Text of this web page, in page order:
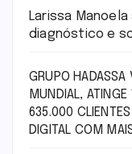
Larissa
diagnóstico e
GRUPO HADASSA
MUNDIAL, ATINGE
635.000
DIGITAL COM